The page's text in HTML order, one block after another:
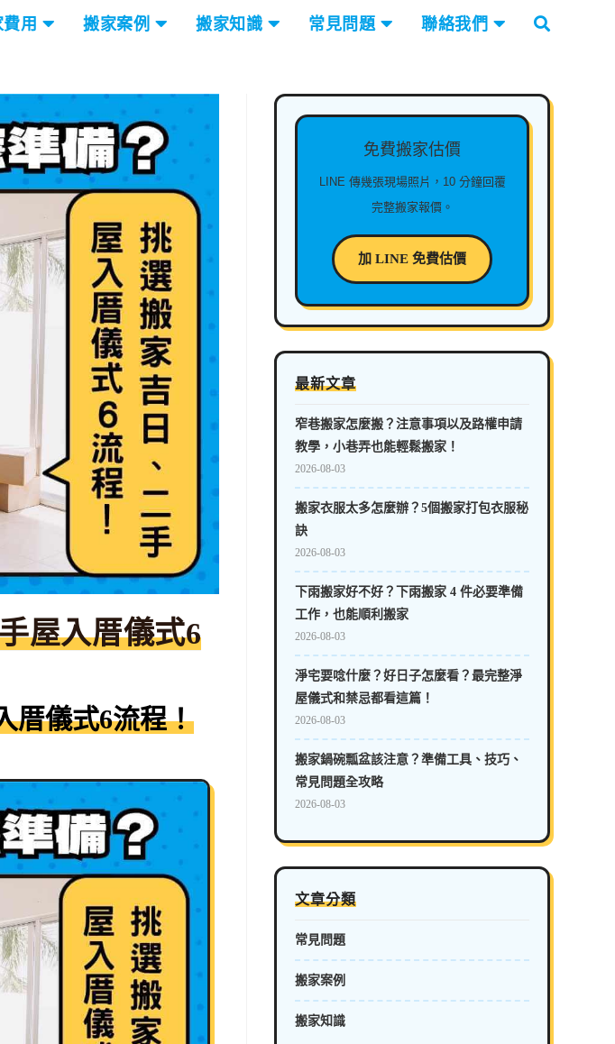
用 搬家案例 搬家知識 常見問題 聯絡我們
屋入厝儀式6
厝儀式6流程！
免費搬家估價
LINE 傳幾張現場照片，10 分鐘回覆
完整搬家報價。
加 LINE 免費估價
最新文章
窄巷搬家怎麼搬？注意事項以及路權申請
教學，小巷弄也能輕鬆搬家！
2026-08-03
搬家衣服太多怎麼辦？5個搬家打包衣服秘
訣
2026-08-03
下雨搬家好不好？下雨搬家 4 件必要準備
工作，也能順利搬家
2026-08-03
淨宅要唸什麼？好日子怎麼看？最完整淨
屋儀式和禁忌都看這篇！
2026-08-03
搬家鍋碗瓢盆該注意？準備工具、技巧、
常見問題全攻略
2026-08-03
文章分類
常見問題
搬家案例
搬家知識